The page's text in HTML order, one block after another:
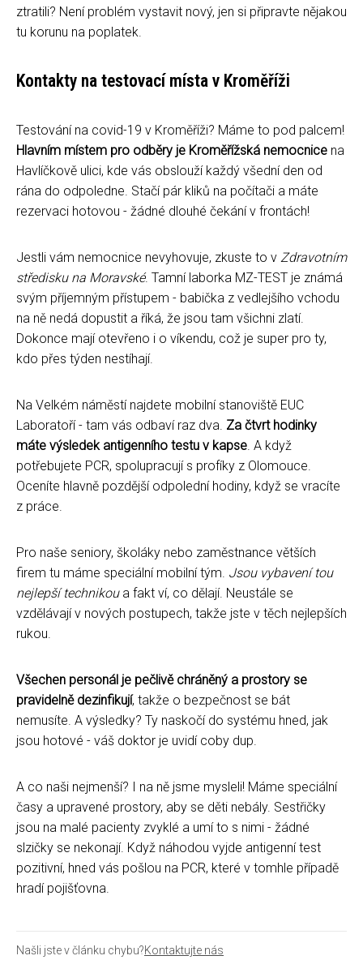
ztratili? Není problém vystavit nový, jen si připravte nějakou
tu korunu na poplatek.
Kontakty na testovací místa v Kroměříži
Testování na covid-19 v Kroměříži? Máme to pod palcem!
Hlavním místem pro odběry je Kroměřížská nemocnice na
Havlíčkově ulici, kde vás obslouží každý všední den od
rána do odpoledne. Stačí pár kliků na počítači a máte
rezervaci hotovou - žádné dlouhé čekání v frontách!
Jestli vám nemocnice nevyhovuje, zkuste to v Zdravotním
středisku na Moravské. Tamní laborka MZ-TEST je známá
svým příjemným přístupem - babička z vedlejšího vchodu
na ně nedá dopustit a říká, že jsou tam všichni zlatí.
Dokonce mají otevřeno i o víkendu, což je super pro ty,
kdo přes týden nestíhají.
Na Velkém náměstí najdete mobilní stanoviště EUC
Laboratoří - tam vás odbaví raz dva. Za čtvrt hodinky
máte výsledek antigenního testu v kapse . A když
potřebujete PCR, spolupracují s profíky z Olomouce.
Oceníte hlavně pozdější odpolední hodiny, když se vracíte
z práce.
Pro naše seniory, školáky nebo zaměstnance větších
firem tu máme speciální mobilní tým. Jsou vybavení tou
nejlepší technikoua fakt ví, co dělají. Neustále se
vzdělávají v nových postupech, takže jste v těch nejlepších
rukou.
Všechen personál je pečlivě chráněný a prostory se
pravidelně dezinfikují, takže o bezpečnost se bát
nemusíte. A výsledky? Ty naskočí do systému hned, jak
jsou hotové - váš doktor je uvidí coby dup.
A co naši nejmenší? I na ně jsme mysleli! Máme speciální
časy a upravené prostory, aby se děti nebály. Sestřičky
jsou na malé pacienty zvyklé a umí to s nimi - žádné
slzičky se nekonají. Když náhodou vyjde antigenní test
pozitivní, hned vás pošlou na PCR, které v tomhle případě
hradí pojišťovna.
Našli jste v článku chybu?Kontaktujte nás